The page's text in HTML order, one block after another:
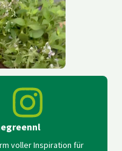
voller Inspiration für